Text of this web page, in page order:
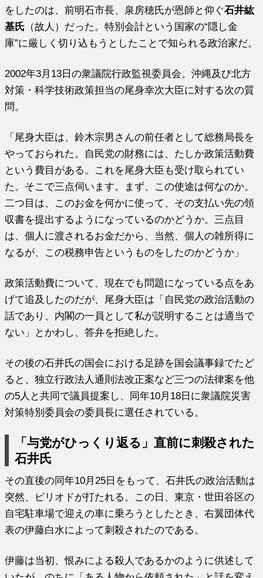
をしたのは、前明石市長、泉房穂氏が恩師と仰ぐ石井紘
基氏 （故人）だった。特別会計という国家の“隠し金
庫”に厳しく切り込もうとしたことで知られる政治家だ。
2002年3月13日の衆議院行政監視委員会。沖縄及び北方
対策・科学技術政策担当の尾身幸次大臣に対する次の質
問。
「尾身大臣は、鈴木宗男さんの前任者として総務局長を
やっておられた。自民党の財務には、たしか政策活動費
という費目がある。これを尾身大臣も受け取られてい
た。そこで三点伺います。まず、この使途は何なのか。
二つ目は、このお金を何かに使って、その支払い先の領
収書を提出するようになっているのかどうか。三点目
は、個人に渡されるお金だから、当然、個人の雑所得に
なるが、この税務申告というものをしたのかどうか」
政策活動費について、現在でも問題になっている点をあ
げて追及したのだが、尾身大臣は「自民党の政治活動の
話であり、内閣の一員として私が説明することは適当で
ない」とかわし、答弁を拒絶した。
その後の石井氏の国会における足跡を国会議事録でたど
ると、独立行政法人通則法改正案など三つの法律案を他
の5人と共同で議員提案し、同年10月18日に衆議院災害
対策特別委員会の委員長に選任されている。
「与党がひっくり返る」直前に刺殺された
石井氏
その直後の同年10月25日をもって、石井氏の政治活動は
突然、ピリオドが打たれる。この日、東京・世田谷区の
自宅駐車場で迎えの車に乗ろうとしたとき、右翼団体代
表の伊藤白水によって刺殺されたのである。
伊藤は当初、恨みによる殺人であるかのように供述して